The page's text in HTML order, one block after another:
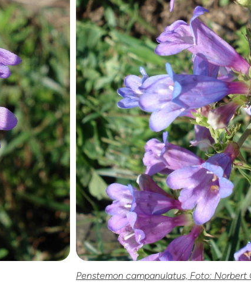
Penstemon campanulatus, Foto: Norbert